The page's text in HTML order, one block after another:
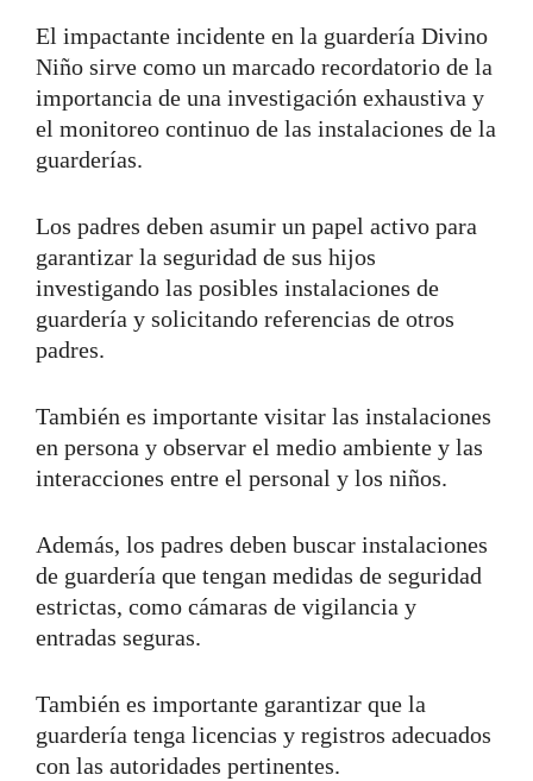
El impactante incidente en la guardería Divino
Niño sirve como un marcado recordatorio de la
importancia de una investigación exhaustiva y
el monitoreo continuo de las instalaciones de la
guarderías.
Los padres deben asumir un papel activo para
garantizar la seguridad de sus hijos
investigando las posibles instalaciones de
guardería y solicitando referencias de otros
padres.
También es importante visitar las instalaciones
en persona y observar el medio ambiente y las
interacciones entre el personal y los niños.
Además, los padres deben buscar instalaciones
de guardería que tengan medidas de seguridad
estrictas, como cámaras de vigilancia y
entradas seguras.
También es importante garantizar que la
guardería tenga licencias y registros adecuados
con las autoridades pertinentes.